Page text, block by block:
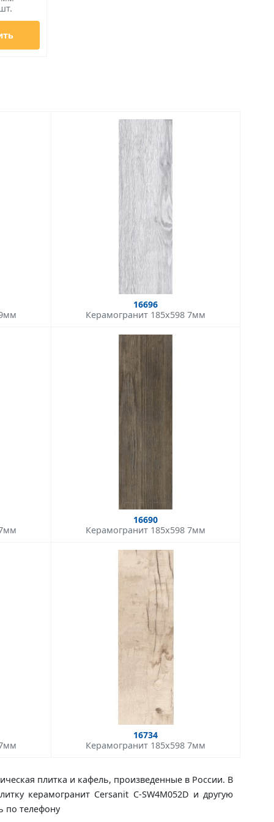
16696
Керамогранит 185x598 7мм
16690
Керамогранит 185x598 7мм
16734
Керамогранит 185x598 7мм
плитка и кафель, произведенные в России. В
керамогранит Cersanit C-SW4M052D и другую
по телефону